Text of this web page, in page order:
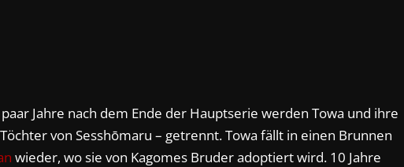
paar Jahre nach dem Ende der Hauptserie werden Towa und ihre
von Sesshōmaru – getrennt. Towa fällt in einen Brunnen
wieder, wo sie von Kagomes Bruder adoptiert wird. 10 Jahre